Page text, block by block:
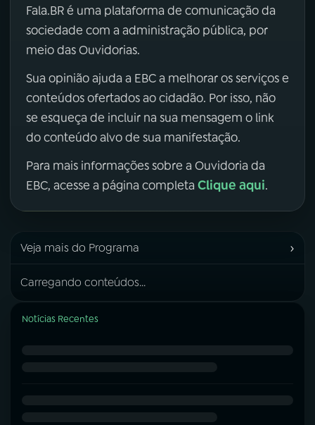
Fala.BR é uma plataforma de comunicação da
sociedade com a administração pública, por
meio das Ouvidorias.
Sua opinião ajuda a EBC a melhorar os serviços e
conteúdos ofertados ao cidadão. Por isso, não
se esqueça de incluir na sua mensagem o link
do conteúdo alvo de sua manifestação.
Para mais informações sobre a Ouvidoria da
EBC, acesse a página completa Clique aqui.
Veja mais do Programa ›
Carregando conteúdos...
Notícias Recentes